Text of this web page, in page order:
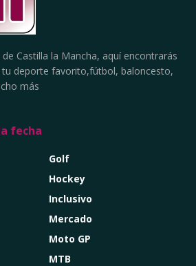
Castilla la Mancha, aquí encontrarás
deporte favorito,fútbol, baloncesto,
más
fecha
Golf
Hockey
Inclusivo
Mercado
Moto GP
MTB